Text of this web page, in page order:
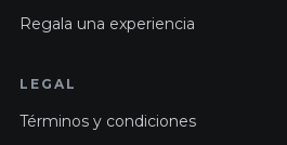
Regala una experiencia
LEGAL
Términos y condiciones